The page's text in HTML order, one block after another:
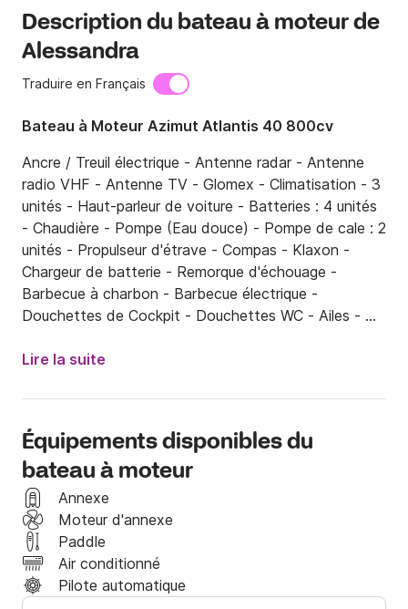
Description du bateau à moteur de
Alessandra
Traduire en Français
Bateau à Moteur Azimut Atlantis 40 800cv
Ancre / Treuil électrique - Antenne radar - Antenne
radio VHF - Antenne TV - Glomex - Climatisation - 3
unités - Haut-parleur de voiture - Batteries : 4 unités
- Chaudière - Pompe (Eau douce) - Pompe de cale : 2
unités - Propulseur d'étrave - Compas - Klaxon -
Chargeur de batterie - Remorque d'échouage -
Barbecue à charbon - Barbecue électrique -
Douchettes de Cockpit - Douchettes WC - Ailes -
Interne - Fermeture totale - Flaps hydrauliques -
7.1 Kvas - GPS : Raymarine C 120 W - Onduleur -
Éclairages sous-marins - Table Centre - Micro-ondes
- Plancher en teck - Porte-gobelet - Porte Défenses
- Radar : Raymarine - Radio VHF : Raymarine -
Réflecteur radar - Récupération complète - Système
anti-incendie - Son/CD/AM FM - Sonde - Lumière
stroboscopique - Tapis de sol - Toit ouvrant
électrique - Auvent - Prise de pilier - Transformateur -
TV : 3 unités - Toilettes électriques.
Lire la suite
Équipements disponibles du
bateau à moteur
Annexe
Moteur d'annexe
Paddle
Air conditionné
Pilote automatique